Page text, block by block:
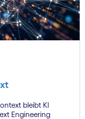
bleibt KI
Engineering